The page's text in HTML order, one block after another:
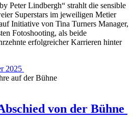
Peter Lindbergh“ strahlt die sensible
Superstars im jeweiligen Metier
Initiative von Tina Turners Manager,
Fotoshooting, als beide
erfolgreicher Karrieren hinter
2025
von der Bühne